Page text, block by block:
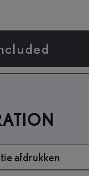
afdrukken